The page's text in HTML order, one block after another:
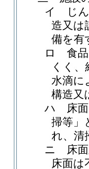
イ じん
造又は
備を有
ロ 食品
くく
水滴に
構造又
ハ 床面
掃等」
れ、清
ニ 床面
床面は